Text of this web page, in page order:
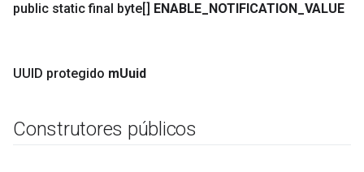
public static final byte[] ENABLE NOTIFICATION VALUE
UUID protegido mUuid
Construtores públicos